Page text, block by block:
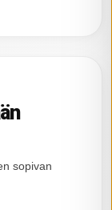
sopivan